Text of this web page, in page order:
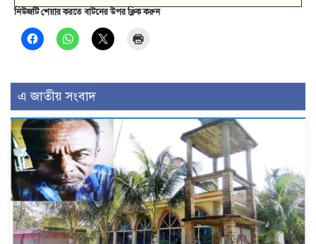
নিউজটি শেয়ার করতে বাটনের উপর ক্লিক করুন
এ জাতীয় সংবাদ